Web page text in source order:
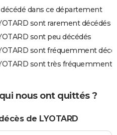
dans ce département
sont rarement décédés
sont peu décédés
sont fréquemment
sont très fréquemment
nous ont quittés ?
de LYOTARD